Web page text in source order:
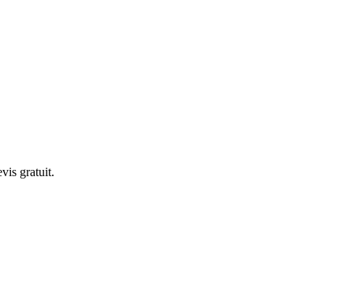
gratuit.